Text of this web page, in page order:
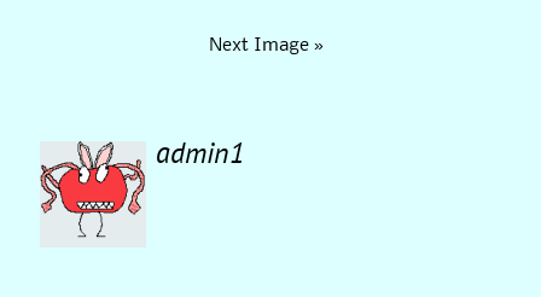
Next Image »
admin1